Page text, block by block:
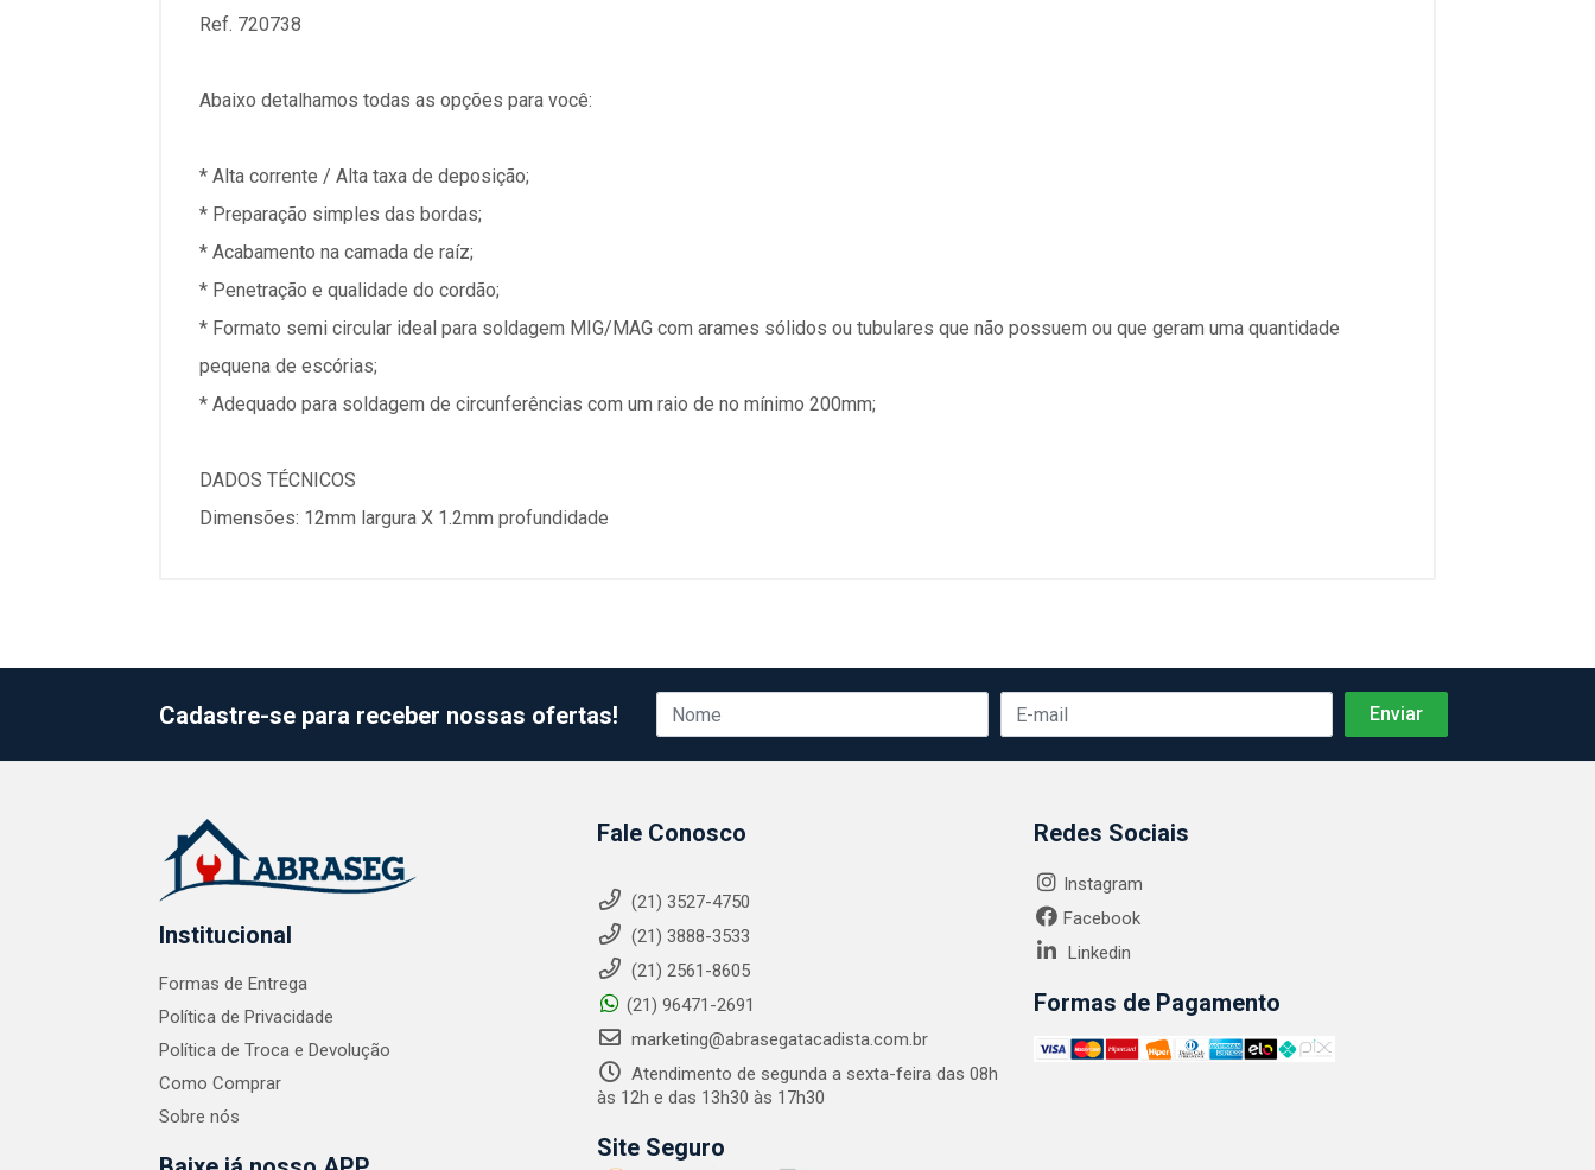
Ref. 720738
Abaixo detalhamos todas as opções para você:
* Alta corrente / Alta taxa de deposição;
* Preparação simples das bordas;
* Acabamento na camada de raíz;
* Penetração e qualidade do cordão;
* Formato semi circular ideal para soldagem MIG/MAG com arames sólidos ou tubulares que não possuem ou que geram uma quantidade
pequena de escórias;
* Adequado para soldagem de circunferências com um raio de no mínimo 200mm;
DADOS TÉCNICOS
Dimensões: 12mm largura X 1.2mm profundidade
Cadastre-se para receber nossas ofertas!
Institucional
Formas de Entrega
Política de Privacidade
Política de Troca e Devolução
Como Comprar
Sobre nós
Fale Conosco
(21) 3527-4750
(21) 3888-3533
(21) 2561-8605
(21) 96471-2691
marketing@abrasegatacadista.com.br
Atendimento de segunda a sexta-feira das 08h
às 12h e das 13h30 às 17h30
Site Seguro
Redes Sociais
Instagram
Facebook
Linkedin
Formas de Pagamento